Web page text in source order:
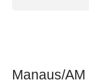
Manaus/